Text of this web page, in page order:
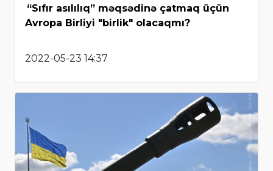
“Sıfır asılılıq” məqsədinə çatmaq üçün
Avropa Birliyi "birlik" olacaqmı?
2022-05-23 14:37